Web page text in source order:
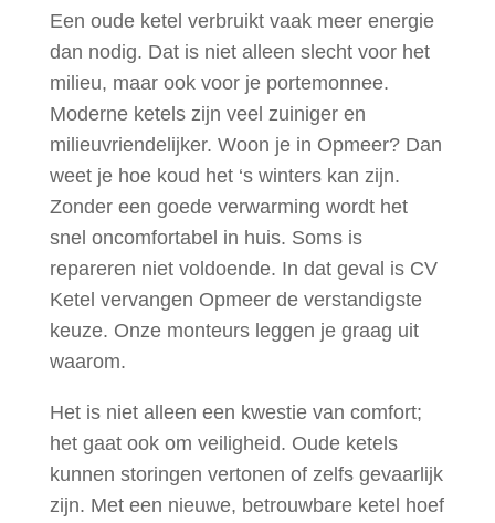
Een oude ketel verbruikt vaak meer energie
dan nodig. Dat is niet alleen slecht voor het
milieu, maar ook voor je portemonnee.
Moderne ketels zijn veel zuiniger en
milieuvriendelijker. Woon je in Opmeer? Dan
weet je hoe koud het ‘s winters kan zijn.
Zonder een goede verwarming wordt het
snel oncomfortabel in huis. Soms is
repareren niet voldoende. In dat geval is CV
Ketel vervangen Opmeer de verstandigste
keuze. Onze monteurs leggen je graag uit
waarom.
Het is niet alleen een kwestie van comfort;
het gaat ook om veiligheid. Oude ketels
kunnen storingen vertonen of zelfs gevaarlijk
zijn. Met een nieuwe, betrouwbare ketel hoef